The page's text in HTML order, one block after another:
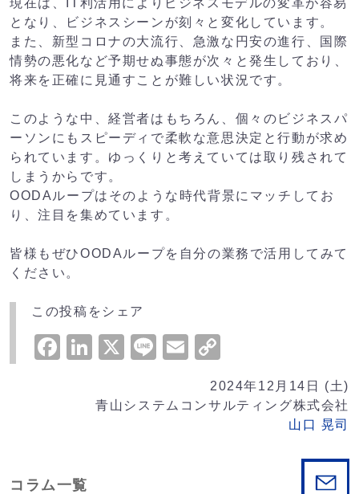
となり、ビジネスシーンが刻々と変化しています。
また、新型コロナの大流行、急激な円安の進行、国際
情勢の悪化など予期せぬ事態が次々と発生しており、
将来を正確に見通すことが難しい状況です。
このような中、経営者はもちろん、個々のビジネスパ
ーソンにもスピーディで柔軟な意思決定と行動が求め
られています。ゆっくりと考えていては取り残されて
しまうからです。
OODAループはそのような時代背景にマッチしてお
り、注目を集めています。
皆様もぜひOODAループを自分の業務で活用してみて
ください。
この投稿をシェア
Facebook
LinkedIn
X LineEmail
Link
2024年12月14日 (土)
青山システムコンサルティング株式会社
山口 晃司
コラム一覧